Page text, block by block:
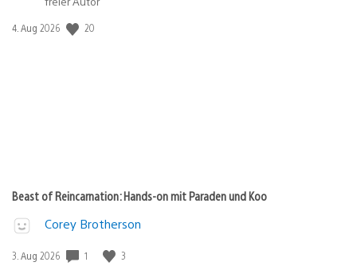
Veröffentlichungsdatum:
4. Aug 2026 20
Beast of Reincarnation: Hands-on mit Paraden und Koo
Corey Brotherson
Veröffentlichungsdatum:
3. Aug 2026 1 3